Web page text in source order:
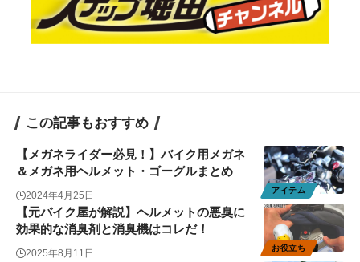
この記事もおすすめ
アイテム
【メガネライダー必見！】バイク用メガネ
＆メガネ用ヘルメット・ゴーグルまとめ
2024年4月25日
お役立ち
【元バイク屋が解説】ヘルメットの悪臭に
効果的な消臭剤と消臭機はコレだ！
2025年8月11日